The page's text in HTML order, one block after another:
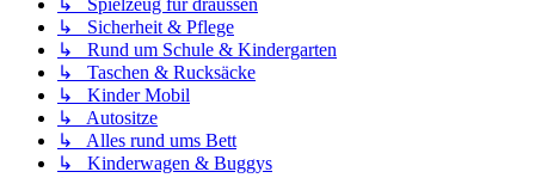
↳ Spielzeug für draussen
↳ Sicherheit & Pflege
↳ Rund um Schule & Kindergarten
↳ Taschen & Rucksäcke
↳ Kinder Mobil
↳ Autositze
↳ Alles rund ums Bett
↳ Kinderwagen & Buggys